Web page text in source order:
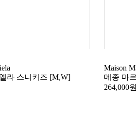
라 스니커즈 [M,W]
Maison
메종 마
264,000원